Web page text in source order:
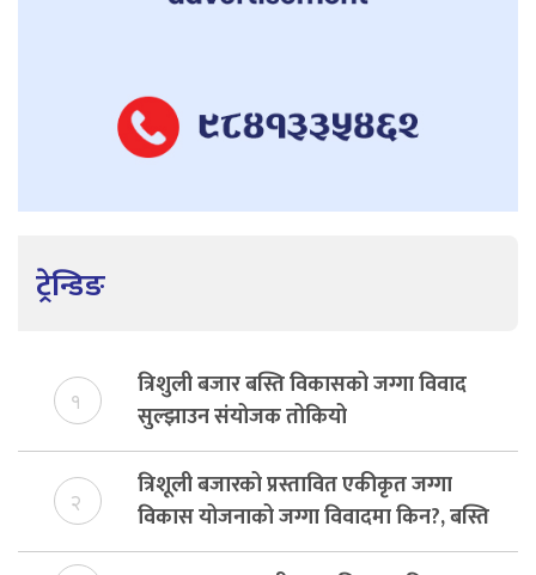
ट्रेन्डिङ
१
त्रिशुली बजार बस्ति विकासको जग्गा विवाद
सुल्झाउन संयोजक तोकियो
२
त्रिशूली बजारको प्रस्तावित एकीकृत जग्गा
विकास योजनाको जग्गा विवादमा किन?, बस्ति
विकास दर्ता नभए समिति विघटन हुने